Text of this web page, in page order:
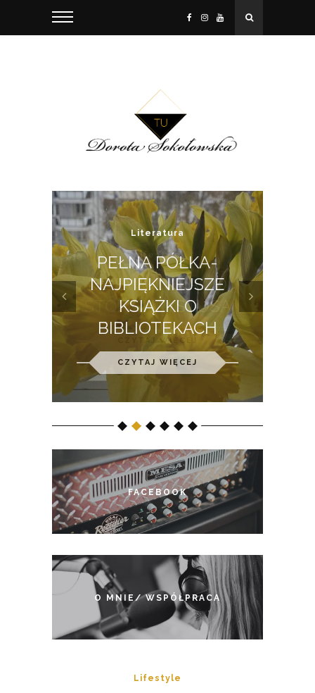
Literatura
PEŁNA PÓŁKA-
NAJPIĘKNIEJSZE
KSIĄŻKI O
BIBLIOTEKACH
CZYTAJ WIĘCEJ
prev
FACEBOOK
O MNIE/ WSPÓŁPRACA
Lifestyle